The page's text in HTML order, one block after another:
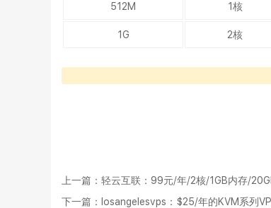
512M 1核
1G 2核
上一篇： 轻云互联：99元/年/2核/1GB内存/
下一篇：
losangelesvps：$25/年的KVM系列